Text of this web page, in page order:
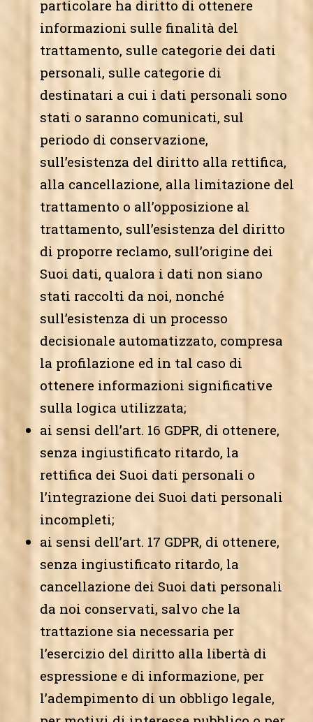
particolare ha diritto di ottenere
informazioni sulle finalità del
trattamento, sulle categorie dei dati
personali, sulle categorie di
destinatari a cui i dati personali sono
stati o saranno comunicati, sul
periodo di conservazione,
sull’esistenza del diritto alla rettifica,
alla cancellazione, alla limitazione del
trattamento o all’opposizione al
trattamento, sull’esistenza del diritto
di proporre reclamo, sull’origine dei
Suoi dati, qualora i dati non siano
stati raccolti da noi, nonché
sull’esistenza di un processo
decisionale automatizzato, compresa
la profilazione ed in tal caso di
ottenere informazioni significative
sulla logica utilizzata;
ai sensi dell’art. 16 GDPR, di ottenere,
senza ingiustificato ritardo, la
rettifica dei Suoi dati personali o
l’integrazione dei Suoi dati personali
incompleti;
ai sensi dell’art. 17 GDPR, di ottenere,
senza ingiustificato ritardo, la
cancellazione dei Suoi dati personali
da noi conservati, salvo che la
trattazione sia necessaria per
l’esercizio del diritto alla libertà di
espressione e di informazione, per
l’adempimento di un obbligo legale,